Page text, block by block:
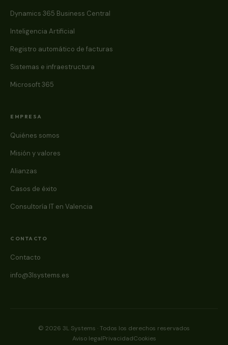
Dynamics 365 Business Central
Inteligencia Artificial
Registro automático de facturas
Sistemas e infraestructura
Microsoft 365
EMPRESA
Quiénes somos
Misión y valores
Alianzas
Casos de éxito
Consultoría IT en Valencia
CONTACTO
Contacto
info@3lsystems.es
© 2026 3L Systems · Todos los derechos reservados
Aviso legalPrivacidadCookies